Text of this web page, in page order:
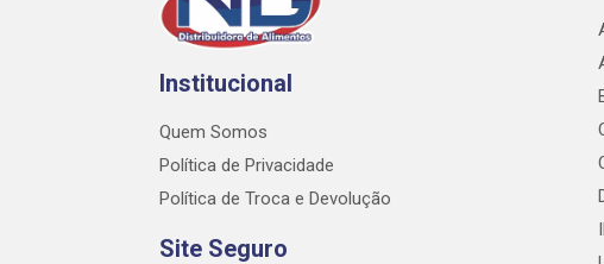
Institucional
Quem Somos
Política de Privacidade
Política de Troca e Devolução
Site Seguro